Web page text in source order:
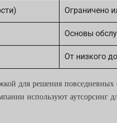
Ограничено
Основы
От низкого
для решения повседневных
используют аутсорсинг